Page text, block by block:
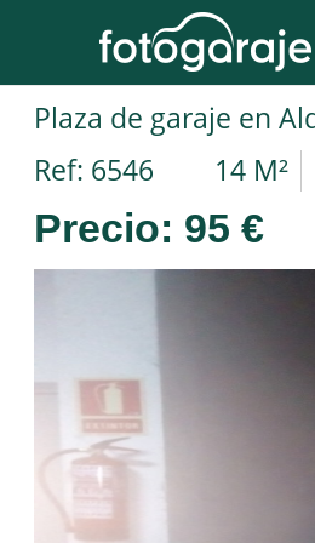
Ref: 6546
14 M²
Precio: 95 €